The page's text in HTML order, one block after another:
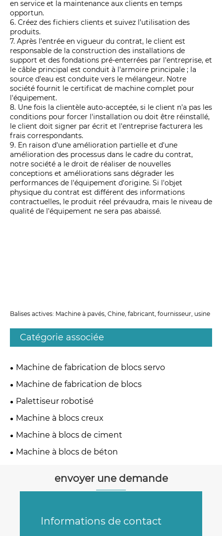
en service et la maintenance aux clients en temps
opportun.
6. Créez des fichiers clients et suivez l’utilisation des
produits.
7. Après l'entrée en vigueur du contrat, le client est
responsable de la construction des installations de
support et des fondations pré-enterrées par l'entreprise, et
le câble principal est conduit à l'armoire principale ; la
source d'eau est conduite vers le mélangeur. Notre
société fournit le certificat de machine complet pour
l'équipement.
8. Une fois la clientèle auto-acceptée, si le client n'a pas les
conditions pour forcer l'installation ou doit être réinstallé,
le client doit signer par écrit et l'entreprise facturera les
frais correspondants.
9. En raison d'une amélioration partielle et d'une
amélioration des processus dans le cadre du contrat,
notre société a le droit de réaliser de nouvelles
conceptions et améliorations sans dégrader les
performances de l'équipement d'origine. Si l'objet
physique du contrat est différent des informations
contractuelles, le produit réel prévaudra, mais le niveau de
qualité de l'équipement ne sera pas abaissé.
Balises actives: Machine à pavés, Chine, fabricant, fournisseur, usine
Catégorie associée
Machine de fabrication de blocs servo
Machine de fabrication de blocs
Palettiseur robotisé
Machine à blocs creux
Machine à blocs de ciment
Machine à blocs de béton
envoyer une demande
Informations de contact